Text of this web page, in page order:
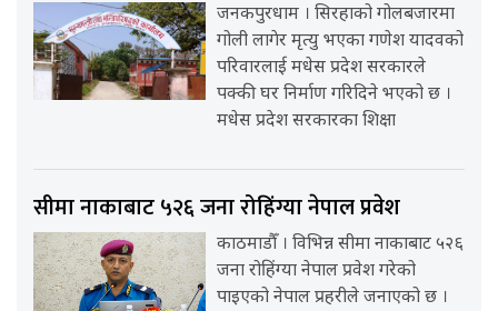
जनकपुरधाम । सिरहाको गोलबजारमा
गोली लागेर मृत्यु भएका गणेश यादवको
परिवारलाई मधेस प्रदेश सरकारले
पक्की घर निर्माण गरिदिने भएको छ ।
मधेस प्रदेश सरकारका शिक्षा
सीमा नाकाबाट ५२६ जना रोहिंग्या नेपाल प्रवेश
काठमाडौँ । विभिन्न सीमा नाकाबाट ५२६
जना रोहिंग्या नेपाल प्रवेश गरेको
पाइएको नेपाल प्रहरीले जनाएको छ ।